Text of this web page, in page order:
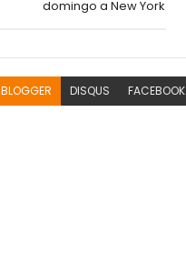
domingo a New York
BLOGGER DISQUS FACEBOOK